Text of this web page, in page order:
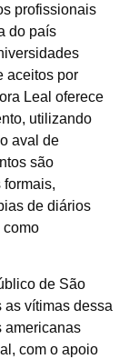
profissionais
do país
aceitos por
Leal oferece
utilizando
aval de
são
de diários
como
de São
as vítimas dessa
americanas
com o apoio